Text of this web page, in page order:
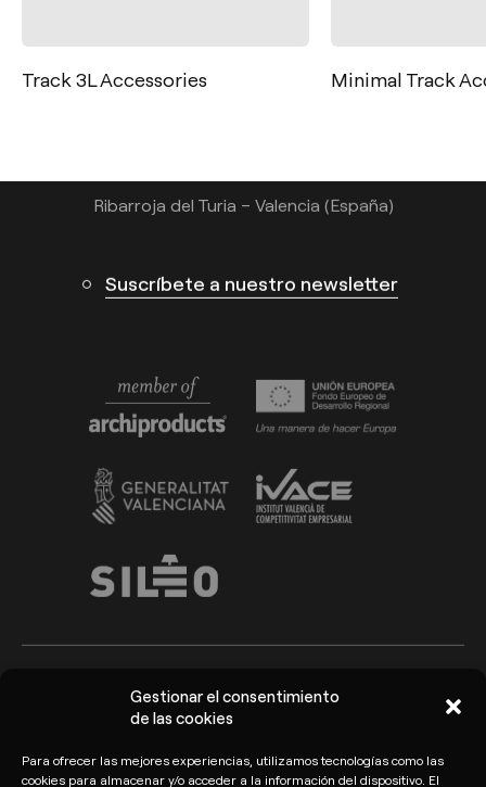
Gestionar el consentimiento
de las cookies
Para ofrecer las mejores experiencias, utilizamos tecnologías como las
cookies para almacenar y/o acceder a la información del dispositivo. El
Track 3L Accessories Minimal Track
Ribarroja del Turia – Valencia (España)
Suscríbete a nuestro newsletter
Arkoslight ©2026 Aviso Legal
protección de datos
Política de cookies